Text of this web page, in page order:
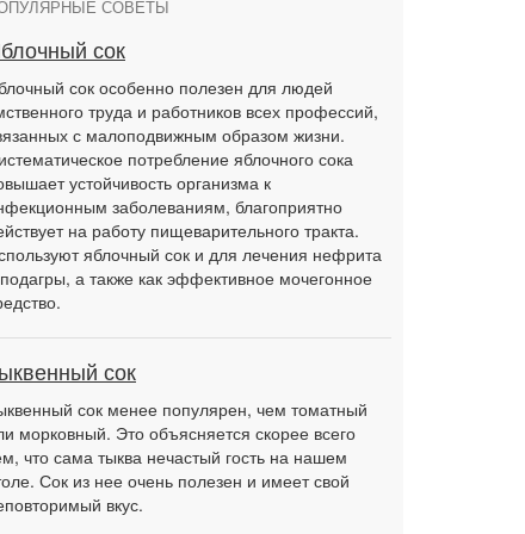
СОВЕТЫ
сок
сок особенно полезен для людей
труда и работников всех профессий,
с малоподвижным образом жизни.
потребление яблочного сока
устойчивость организма к
заболеваниям, благоприятно
на работу пищеварительного тракта.
яблочный сок и для лечения нефрита
а также как эффективное мочегонное
сок
сок менее популярен, чем томатный
морковный. Это объясняется скорее всего
что сама тыква нечастый гость на нашем
Сок из нее очень полезен и имеет свой
вкус.